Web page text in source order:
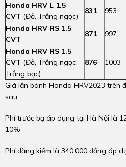
Honda HRV L 1.5
CVT (Đỏ, Trắng ngọc)
831 953
Honda HRV RS 1.5
CVT
871 997
Honda HRV RS 1.5
CVT (Đỏ, Trắng ngọc,
Trắng bạc)
876 1003
Giá lăn bánh Honda HRV2023 trên
sau:
Phí trước bạ áp dụng tại Hà Nội là
10%
Phí đăng kiểm là 340.000 đồng áp